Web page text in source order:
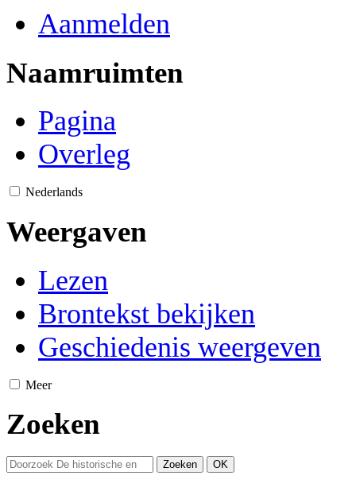
Aanmelden
Naamruimten
Pagina
Overleg
Nederlands
Weergaven
Lezen
Brontekst bekijken
Geschiedenis weergeven
Meer
Zoeken